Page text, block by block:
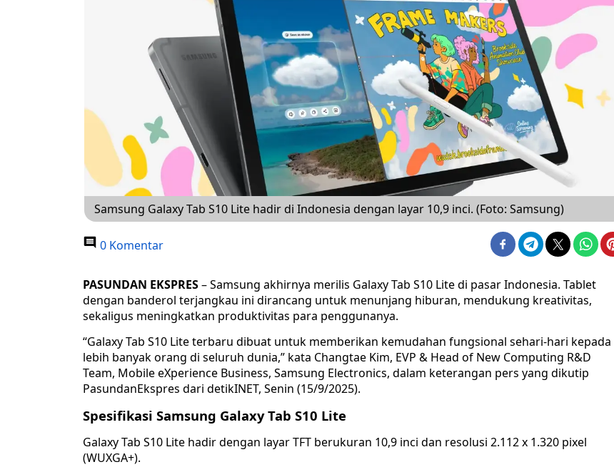
Samsung Galaxy Tab S10 Lite hadir di Indonesia dengan layar 10,9 inci. (Foto: Samsung)
0 Komentar
PASUNDAN EKSPRES– Samsung akhirnya merilis Galaxy Tab S10 Lite di pasar Indonesia. Tablet
dengan banderol terjangkau ini dirancang untuk menunjang hiburan, mendukung kreativitas,
sekaligus meningkatkan produktivitas para penggunanya.
“Galaxy Tab S10 Lite terbaru dibuat untuk memberikan kemudahan fungsional sehari-hari kepada
lebih banyak orang di seluruh dunia,” kata Changtae Kim, EVP & Head of New Computing R&D
Team, Mobile eXperience Business, Samsung Electronics, dalam keterangan pers yang dikutip
PasundanEkspres dari detikINET, Senin (15/9/2025).
Spesifikasi Samsung Galaxy Tab S10 Lite
Galaxy Tab S10 Lite hadir dengan layar TFT berukuran 10,9 inci dan resolusi 2.112 x 1.320 pixel
(WUXGA+).